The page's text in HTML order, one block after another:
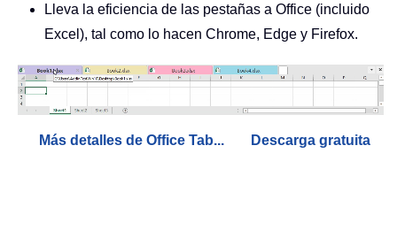
Lleva la eficiencia de las pestañas a Office (incluido
Excel), tal como lo hacen Chrome, Edge y Firefox.
Más detalles de Office Tab... Descarga gratuita